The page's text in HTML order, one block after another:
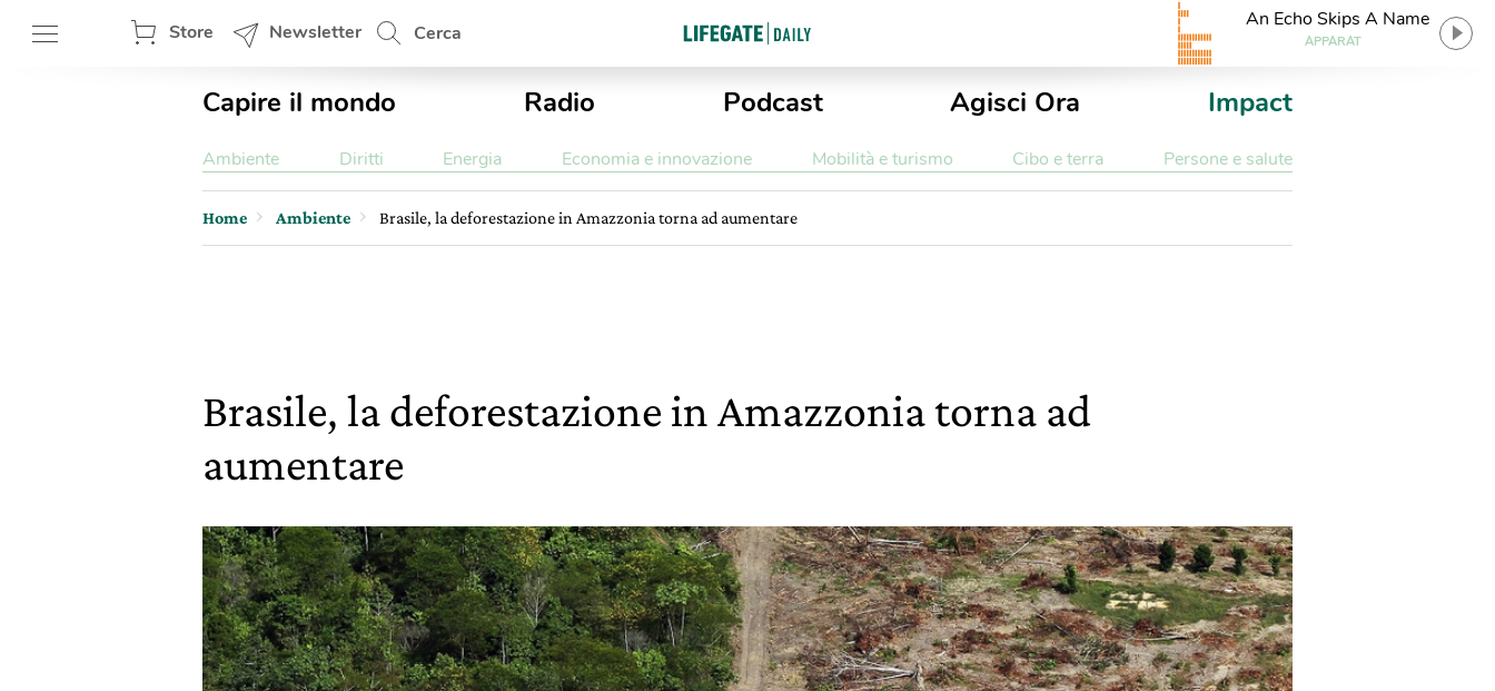
Store Newsletter Cerca
An Echo Skips A Name
APPARAT
Capire il mondo Radio Podcast Agisci Ora Impact
Ambiente Diritti Energia Economia e innovazione Mobilità e turismo Cibo e terra Persone e salute
Home Ambiente Brasile, la deforestazione in Amazzonia torna ad aumentare
Brasile, la deforestazione in Amazzonia torna ad
aumentare